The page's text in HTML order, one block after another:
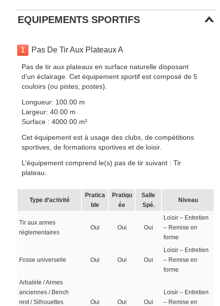
EQUIPEMENTS SPORTIFS
1 Pas De Tir Aux Plateaux A
Pas de tir aux plateaux en surface naturelle disposant
d’un éclairage. Cet équipement sportif est composé de 5
couloirs (ou pistes, postes).
Longueur: 100.00 m
Largeur: 40.00 m
Surface : 4000.00 m²
Cet équipement est à usage des clubs, de compétitions
sportives, de formations sportives et de loisir.
L’équipement comprend le(s) pas de tir suivant : Tir
plateau.
Type d’activité
Pratica
ble
Pratiqu
ée
Salle
Spé.
Niveau
Tir aux armes
réglementaires
Oui Oui Oui
Loisir – Entretien
– Remise en
forme
Fosse universelle Oui Oui Oui
Loisir – Entretien
– Remise en
forme
Arbalète / Armes
anciennes / Bench
rest / Silhouettes
Oui Oui Oui
Loisir – Entretien
– Remise en